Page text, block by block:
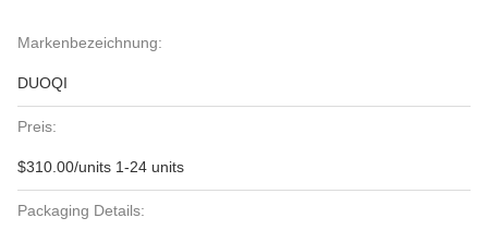
Markenbezeichnung:
DUOQI
Preis:
$310.00/units 1-24 units
Packaging Details: